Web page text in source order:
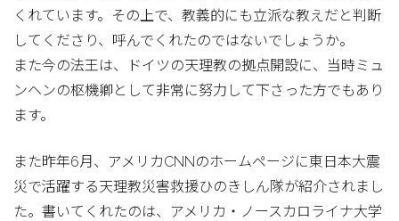
くれています。その上で、教義的にも立派な教えだと判断
してくださり、呼んでくれたのではないでしょうか。
また今の法王は、ドイツの天理教の拠点開設に、当時ミュ
ンヘンの枢機卿として非常に努力して下さった方でもあり
ます。
また昨年6月、アメリカCNNのホームページに東日本大震
災で活躍する天理教災害救援ひのきしん隊が紹介されまし
た。書いてくれたのは、アメリカ・ノースカロライナ大学